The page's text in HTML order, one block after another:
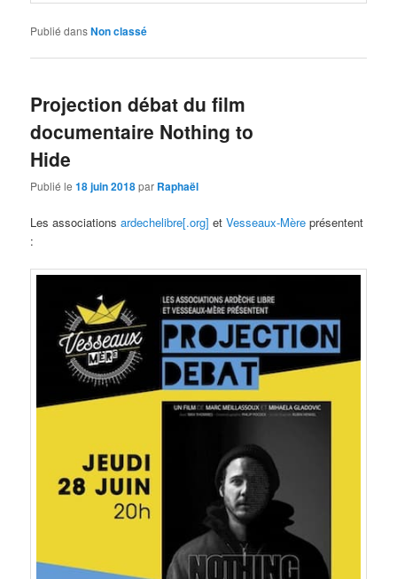
Publié dansNon classé
Projection débat du film
documentaire Nothing to
Hide
Publié le18 juin 2018par Raphaël
Les associationsardechelibre[.org] etVesseaux-Mère présentent
: